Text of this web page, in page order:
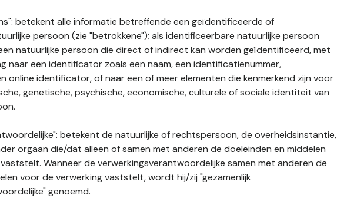
betekent alle informatie betreffende een geïdentificeerde of
persoon (zie "betrokkene"); als identificeerbare natuurlijke persoon
natuurlijke persoon die direct of indirect kan worden geïdentificeerd, met
naar een identificator zoals een naam, een identificatienummer,
online identificator, of naar een of meer elementen die kenmerkend zijn voor
genetische, psychische, economische, culturele of sociale identiteit van
betekent de natuurlijke of rechtspersoon, de overheidsinstantie,
orgaan die/dat alleen of samen met anderen de doeleinden en middelen
Wanneer de verwerkingsverantwoordelijke samen met anderen de
voor de verwerking vaststelt, wordt hij/zij "gezamenlijk
genoemd.